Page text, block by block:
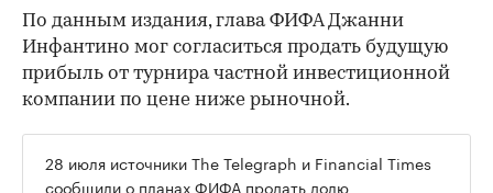
По данным издания, глава ФИФА Джанни
Инфантино мог согласиться продать будущую
прибыль от турнира частной инвестиционной
компании по цене ниже рыночной.
28 июля источники The Telegraph и Financial Times
сообщили о планах ФИФА продать долю